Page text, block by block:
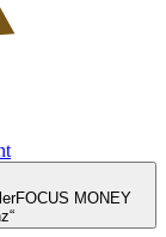
FOCUS MONEY